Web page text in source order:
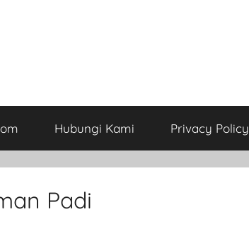
Hubungi Kami Privacy Policy
Padi